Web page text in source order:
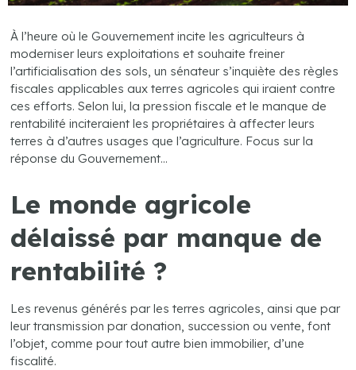
À l’heure où le Gouvernement incite les agriculteurs à
moderniser leurs exploitations et souhaite freiner
l’artificialisation des sols, un sénateur s’inquiète des règles
fiscales applicables aux terres agricoles qui iraient contre
ces efforts. Selon lui, la pression fiscale et le manque de
rentabilité inciteraient les propriétaires à affecter leurs
terres à d’autres usages que l’agriculture. Focus sur la
réponse du Gouvernement…
Le monde agricole
délaissé par manque de
rentabilité ?
Les revenus générés par les terres agricoles, ainsi que par
leur transmission par donation, succession ou vente, font
l’objet, comme pour tout autre bien immobilier, d’une
fiscalité.